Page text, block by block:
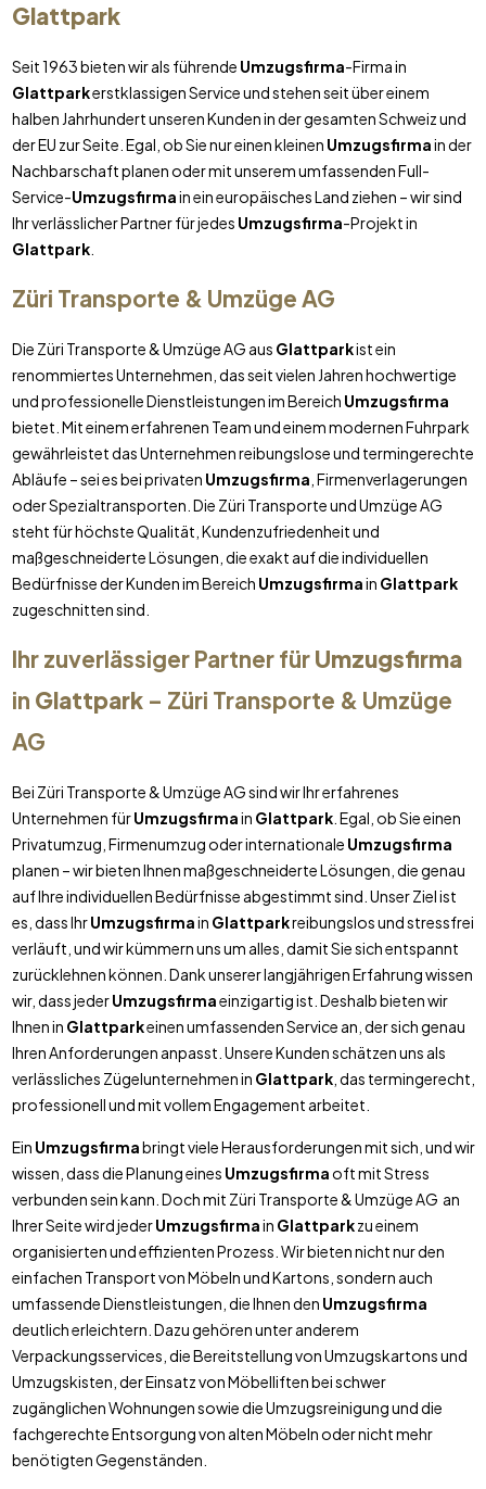
Glattpark
Seit 1963 bieten wir als führende Umzugsfirma-Firma in
Glattparkerstklassigen Service und stehen seit über einem
halben Jahrhundert unseren Kunden in der gesamten Schweiz und
der EU zur Seite. Egal, ob Sie nur einen kleinen Umzugsfirmain der
Nachbarschaft planen oder mit unserem umfassenden Full-
Service-Umzugsfirmain ein europäisches Land ziehen – wir sind
Ihr verlässlicher Partner für jedes Umzugsfirma-Projekt in
Glattpark.
Züri Transporte & Umzüge AG
Die Züri Transporte & Umzüge AG aus Glattparkist ein
renommiertes Unternehmen, das seit vielen Jahren hochwertige
und professionelle Dienstleistungen im Bereich Umzugsfirma
bietet. Mit einem erfahrenen Team und einem modernen Fuhrpark
gewährleistet das Unternehmen reibungslose und termingerechte
Abläufe – sei es bei privaten Umzugsfirma , Firmenverlagerungen
oder Spezialtransporten. Die Züri Transporte und Umzüge AG
steht für höchste Qualität, Kundenzufriedenheit und
maßgeschneiderte Lösungen, die exakt auf die individuellen
Bedürfnisse der Kunden im Bereich Umzugsfirmain Glattpark
zugeschnitten sind.
Ihr zuverlässiger Partner fürUmzugsfirma
in Glattpark– Züri Transporte & Umzüge
AG
Bei Züri Transporte & Umzüge AG sind wir Ihr erfahrenes
Unternehmen fürUmzugsfirmain Glattpark. Egal, ob Sie einen
Privatumzug, Firmenumzug oder internationale Umzugsfirma
planen – wir bieten Ihnen maßgeschneiderte Lösungen, die genau
auf Ihre individuellen Bedürfnisse abgestimmt sind. Unser Ziel ist
es, dass IhrUmzugsfirmain Glattparkreibungslos und stressfrei
verläuft, und wir kümmern uns um alles, damit Sie sich entspannt
zurücklehnen können. Dank unserer langjährigen Erfahrung wissen
wir, dass jederUmzugsfirmaeinzigartig ist. Deshalb bieten wir
Ihnen in Glattparkeinen umfassenden Service an, der sich genau
Ihren Anforderungen anpasst. Unsere Kunden schätzen uns als
verlässliches Zügelunternehmen in Glattpark, das termingerecht,
professionell und mit vollem Engagement arbeitet.
Ein Umzugsfirmabringt viele Herausforderungen mit sich, und wir
wissen, dass die Planung eines Umzugsfirmaoft mit Stress
verbunden sein kann. Doch mit Züri Transporte & Umzüge AG an
Ihrer Seite wird jederUmzugsfirmain Glattparkzu einem
organisierten und effizienten Prozess. Wir bieten nicht nur den
einfachen Transport von Möbeln und Kartons, sondern auch
umfassende Dienstleistungen, die Ihnen den Umzugsfirma
deutlich erleichtern. Dazu gehören unter anderem
Verpackungsservices, die Bereitstellung von Umzugskartons und
Umzugskisten, der Einsatz von Möbelliften bei schwer
zugänglichen Wohnungen sowie die Umzugsreinigung und die
fachgerechte Entsorgung von alten Möbeln oder nicht mehr
benötigten Gegenständen.